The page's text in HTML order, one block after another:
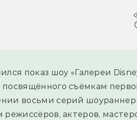
показ шоу «Галереи
съёмкам
восьми серий
режиссёров, актеров,